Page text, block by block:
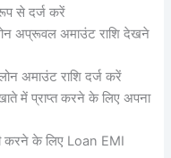
से दर्ज करें
अप्रूवल अमाउंट राशि देखने
अमाउंट राशि दर्ज करें
में प्राप्त करने के लिए अपना
करने के लिए Loan EMI